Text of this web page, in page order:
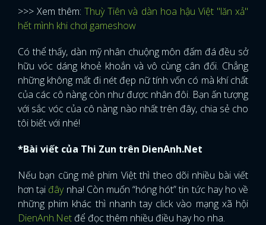
>>> Xem thêm:Thuỳ Tiên và dàn hoa hậu Việt "lăn xả"
hết mình khi chơi gameshow
Có thể thấy, dàn mỹ nhân chuộng môn đấm đá đều sở
hữu vóc dáng khoẻ khoắn và vô cùng cân đối. Chẳng
những không mất đi nét đẹp nữ tính vốn có mà khí chất
của các cô nàng còn như được nhân đôi. Bạn ấn tượng
với sắc vóc của cô nàng nào nhất trên đây, chia sẻ cho
tôi biết với nhé!
*Bài viết của Thi Zun trên DienAnh.Net
Nếu bạn cũng mê phim Việt thì theo dõi nhiều bài viết
hơn tại đâynha! Còn muốn “hóng hót” tin tức hay ho về
những phim khác thì nhanh tay click vào mạng xã hội
DienAnh.Net để đọc thêm nhiều điều hay ho nha.